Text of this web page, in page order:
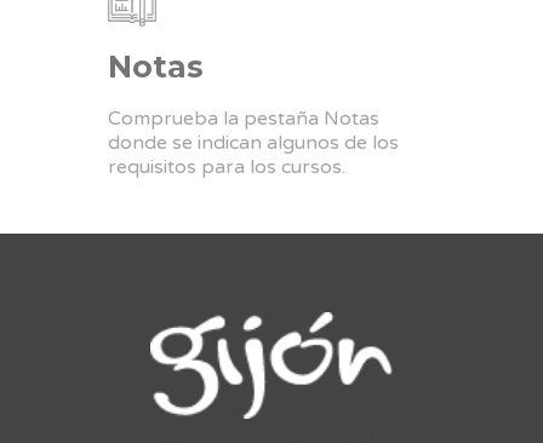
Notas
Comprueba la pestaña Notas
donde se indican algunos de los
requisitos para los cursos.